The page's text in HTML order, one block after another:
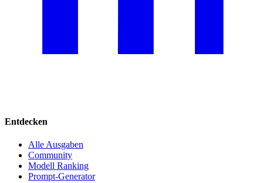
Entdecken
Alle Ausgaben
Community
Modell Ranking
Prompt-Generator